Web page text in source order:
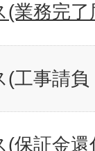
(業務完了
工事請
(保証金還